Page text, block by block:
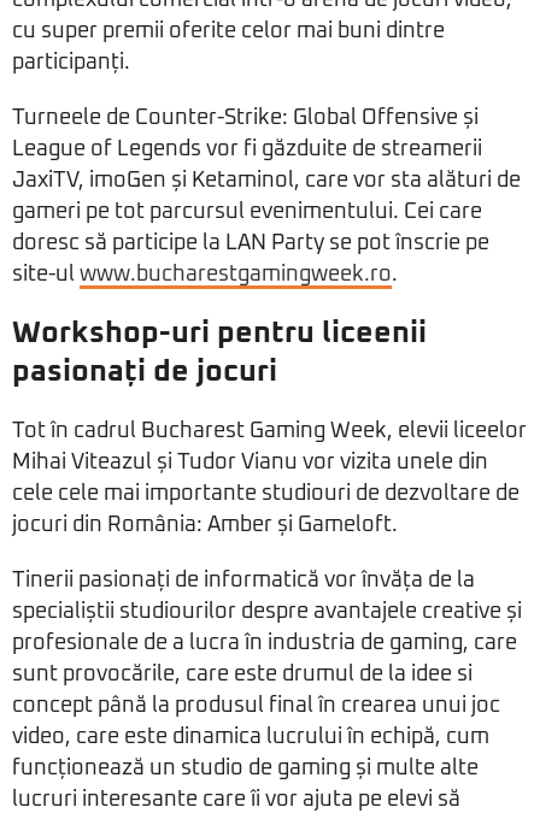
cu super premii oferite celor mai buni dintre
participanți.
Turneele de Counter-Strike: Global Offensive și
League of Legends vor fi găzduite de streamerii
JaxiTV, imoGen și Ketaminol, care vor sta alături de
gameri pe tot parcursul evenimentului. Cei care
doresc să participe la LAN Party se pot înscrie pe
site-ul www.bucharestgamingweek.ro.
Workshop-uri pentru liceenii
pasionați de jocuri
Tot în cadrul Bucharest Gaming Week, elevii liceelor
Mihai Viteazul și Tudor Vianu vor vizita unele din
cele cele mai importante studiouri de dezvoltare de
jocuri din România: Amber și Gameloft.
Tinerii pasionați de informatică vor învăța de la
specialiștii studiourilor despre avantajele creative și
profesionale de a lucra în industria de gaming, care
sunt provocările, care este drumul de la idee si
concept până la produsul final în crearea unui joc
video, care este dinamica lucrului în echipă, cum
funcționează un studio de gaming și multe alte
lucruri interesante care îi vor ajuta pe elevi să